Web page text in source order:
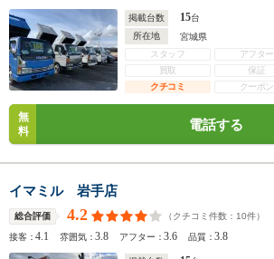
掲載台数 15台
所在地
宮城県
スタッフ
アフター
買取
保証
クチコミ
クーポン
無
料
電話する
イマミル 岩手店
総合評価 4.2 （クチコミ件数： 10件）
接客：4.1 雰囲気：3.8 アフター：3.6 品質：3.8